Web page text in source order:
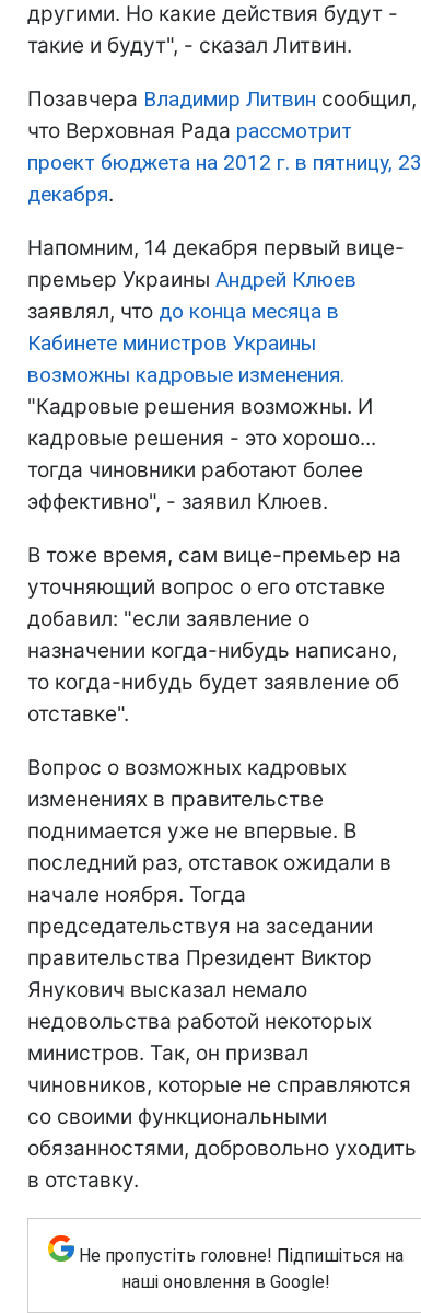
другими. Но какие действия будут -
такие и будут", - сказал Литвин.
Позавчера Владимир Литвин сообщил,
что Верховная Рада рассмотрит
проект бюджета на 2012 г. в пятницу, 23
декабря.
Напомним, 14 декабря первый вице-
премьер Украины Андрей Клюев
заявлял, что до конца месяца в
Кабинете министров Украины
возможны кадровые изменения.
"Кадровые решения возможны. И
кадровые решения - это хорошо...
тогда чиновники работают более
эффективно", - заявил Клюев.
В тоже время, сам вице-премьер на
уточняющий вопрос о его отставке
добавил: "если заявление о
назначении когда-нибудь написано,
то когда-нибудь будет заявление об
отставке".
Вопрос о возможных кадровых
изменениях в правительстве
поднимается уже не впервые. В
последний раз, отставок ожидали в
начале ноября. Тогда
председательствуя на заседании
правительства Президент Виктор
Янукович высказал немало
недовольства работой некоторых
министров. Так, он призвал
чиновников, которые не справляются
со своими функциональными
обязанностями, добровольно уходить
в отставку.
Не пропустіть головне! Підпишіться на
наші оновлення в Google!